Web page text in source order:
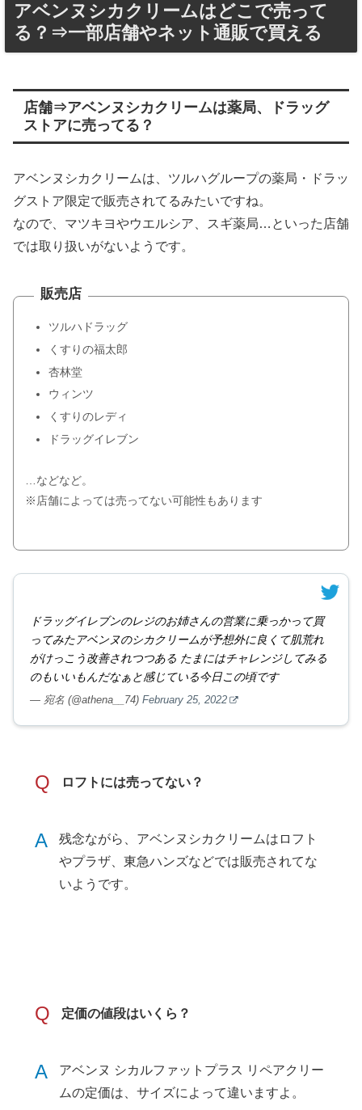
アベンヌシカクリームはどこで売って
る？⇒一部店舗やネット通販で買える
店舗⇒アベンヌシカクリームは薬局、ドラッグ
ストアに売ってる？
アベンヌシカクリームは、ツルハグループの薬局・ドラッ
グストア限定で販売されてるみたいですね。
なので、マツキヨやウエルシア、スギ薬局…といった店舗
では取り扱いがないようです。
販売店
ツルハドラッグ
くすりの福太郎
杏林堂
ウィンツ
くすりのレディ
ドラッグイレブン
…などなど。
※店舗によっては売ってない可能性もあります
ドラッグイレブンのレジのお姉さんの営業に乗っかって買
ってみたアベンヌのシカクリームが予想外に良くて肌荒れ
がけっこう改善されつつある たまにはチャレンジしてみる
のもいいもんだなぁと感じている今日この頃です
— 宛名 (@athena__74) February 25, 2022
Q ロフトには売ってない？
A
残念ながら、アベンヌシカクリームはロフト
やプラザ、東急ハンズなどでは販売されてな
いようです。
Q 定価の値段はいくら？
A
アベンヌ シカルファットプラス リペアクリー
ムの定価は、サイズによって違いますよ。